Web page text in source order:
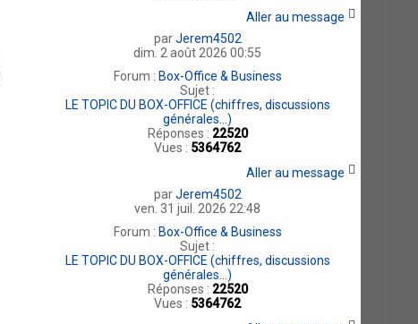
Aller au message
parJerem4502
dim. 2 août 2026 00:55
Forum : Box-Office & Business
Sujet :
LE TOPIC DU BOX-OFFICE (chiffres, discussions
générales...)
Réponses : 22520
Vues : 5364762
Aller au message
parJerem4502
ven. 31 juil. 2026 22:48
Forum : Box-Office & Business
Sujet :
LE TOPIC DU BOX-OFFICE (chiffres, discussions
générales...)
Réponses : 22520
Vues : 5364762